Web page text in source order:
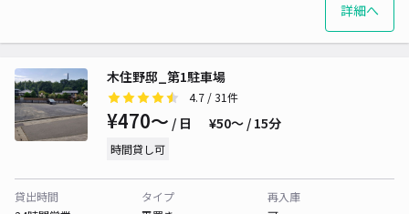
詳細へ
木住野邸_第1駐車場
4.7 / 31件
¥470〜 / 日 ¥50〜 / 15分
時間貸し可
貸出時間
タイプ
再入庫